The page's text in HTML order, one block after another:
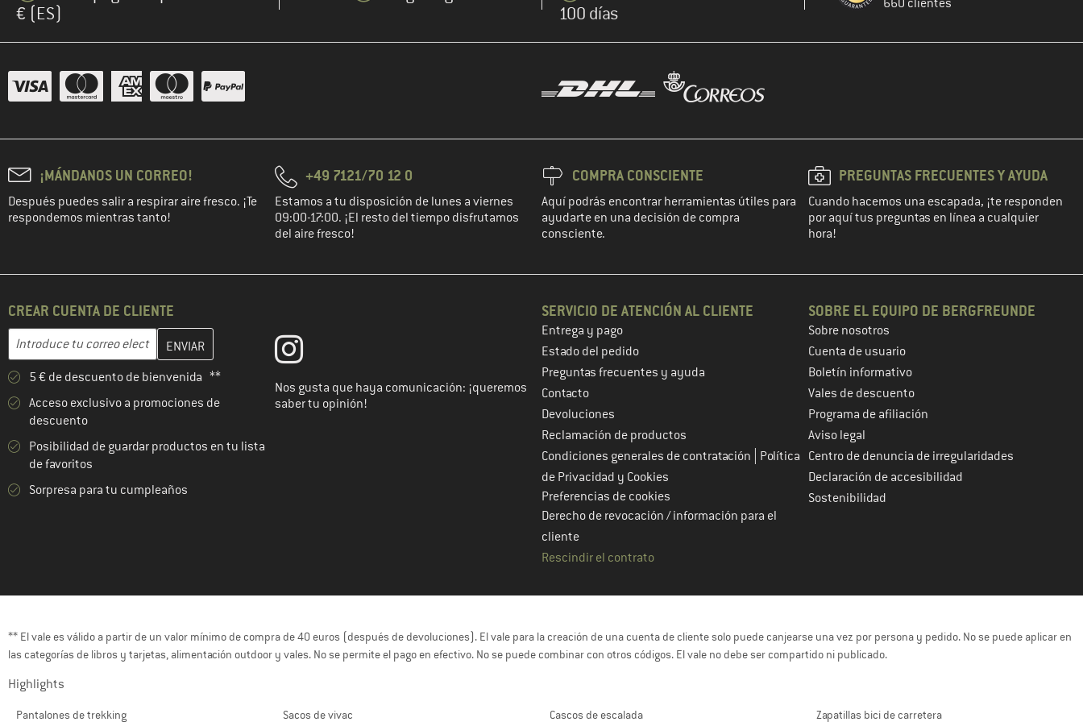
€ (ES)
100 días
660 clientes
¡MÁNDANOS UN CORREO!
Después puedes salir a respirar aire fresco. ¡Te
respondemos mientras tanto!
+49 7121/70 12 0
Estamos a tu disposición de lunes a viernes
09:00-17:00. ¡El resto del tiempo disfrutamos
del aire fresco!
COMPRA CONSCIENTE
Aquí podrás encontrar herramientas útiles para
ayudarte en una decisión de compra
consciente.
PREGUNTAS FRECUENTES Y AYUDA
Cuando hacemos una escapada, ¡te responden
por aquí tus preguntas en línea a cualquier
hora!
CREAR CUENTA DE CLIENTE
Dirección de correo electrónico
Introduce aquí tu dirección de correo electrónico y crea tu cuenta de cliente en el siguiente paso
5 € de descuento de bienvenida **
Acceso exclusivo a promociones de
descuento
Posibilidad de guardar productos en tu lista
de favoritos
Sorpresa para tu cumpleaños
Nos gusta que haya comunicación: ¡queremos
saber tu opinión!
SERVICIO DE ATENCIÓN AL CLIENTE
Entrega y pago
Estado del pedido
Preguntas frecuentes y ayuda
Contacto
Devoluciones
Reclamación de productos
Condiciones generales de contratación
Política
de Privacidad y Cookies
Preferencias de cookies
Derecho de revocación / información para el
cliente
Rescindir el contrato
SOBRE EL EQUIPO DE BERGFREUNDE
Sobre nosotros
Cuenta de usuario
Boletín informativo
Vales de descuento
Programa de afiliación
Aviso legal
Centro de denuncia de irregularidades
Declaración de accesibilidad
Sostenibilidad
** El vale es válido a partir de un valor mínimo de compra de 40 euros (después de devoluciones). El vale para la creación de una cuenta de cliente solo puede canjearse una vez por persona y pedido. No se puede aplicar en
las categorías de libros y tarjetas, alimentación outdoor y vales. No se permite el pago en efectivo. No se puede combinar con otros códigos. El vale no debe ser compartido ni publicado.
Highlights
Pantalones de trekking
Sacos de vivac
Cascos de escalada
Zapatillas bici de carretera